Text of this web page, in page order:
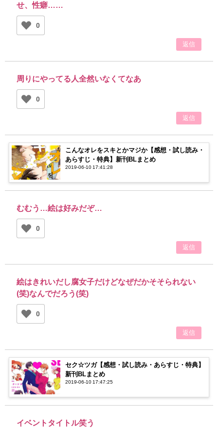
せ、性癖……
0
返信
周りにやってる人全然いなくてなあ
0
返信
こんなオレをスキとかマジか【感想・試し読み・
あらすじ・特典】新刊BLまとめ
2019-06-10 17:41:28
むむう…絵は好みだぞ…
0
返信
絵はきれいだし腐女子だけどなぜだかそそられない
(笑)なんでだろう(笑)
0
返信
セク☆ツガ【感想・試し読み・あらすじ・特典】
新刊BLまとめ
2019-06-10 17:47:25
イベントタイトル笑う